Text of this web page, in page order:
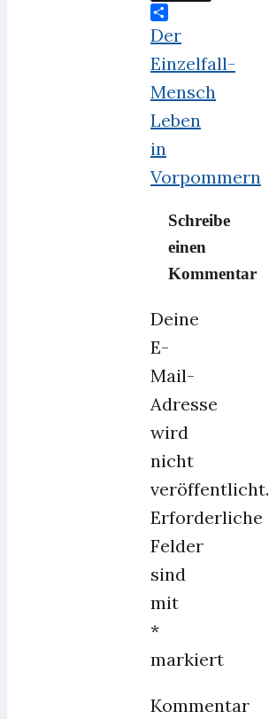
Teilen
Der
Einzelfall-
Mensch
Leben
in
Vorpommern
Schreibe
einen
Kommentar
Deine
E-
Mail-
Adresse
wird
nicht
veröffentlicht.
Erforderliche
Felder
sind
mit
*
markiert
Kommentar